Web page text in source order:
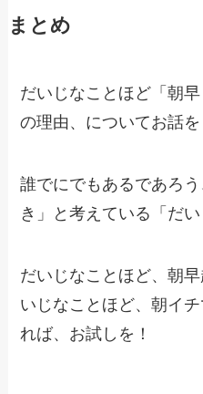
まとめ
だいじなことほど「朝
の理由、についてお話を
誰でにでもあるであろ
き」と考えている「だい
だいじなことほど、朝
いじなことほど、朝イ
れば、お試しを！